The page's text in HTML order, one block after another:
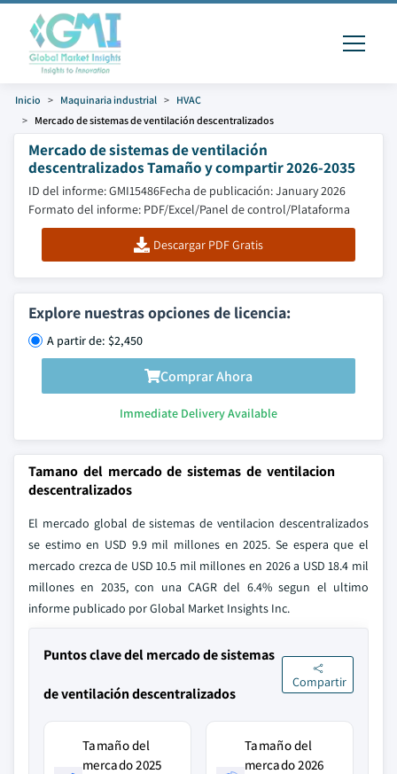
Inicio Maquinaria industrial
HVAC
Mercado de sistemas de ventilación descentralizados
Mercado de sistemas de ventilación
descentralizados Tamaño y compartir 2026-2035
ID del informe: GMI15486Fecha de publicación: January 2026
Formato del informe: PDF/Excel/Panel de control/Plataforma
Descargar PDF Gratis
Explore nuestras opciones de licencia:
A partir de: $2,450
Comprar Ahora
Immediate Delivery Available
Tamano del mercado de sistemas de ventilacion
descentralizados
El mercado global de sistemas de ventilacion descentralizados
se estimo en USD 9.9 mil millones en 2025. Se espera que el
mercado crezca de USD 10.5 mil millones en 2026 a USD 18.4 mil
millones en 2035, con una CAGR del 6.4% segun el ultimo
informe publicado por Global Market Insights Inc.
Puntos clave del mercado de sistemas
de ventilación descentralizados
Compartir
Tamaño del
mercado 2025
Tamaño del
mercado 2026